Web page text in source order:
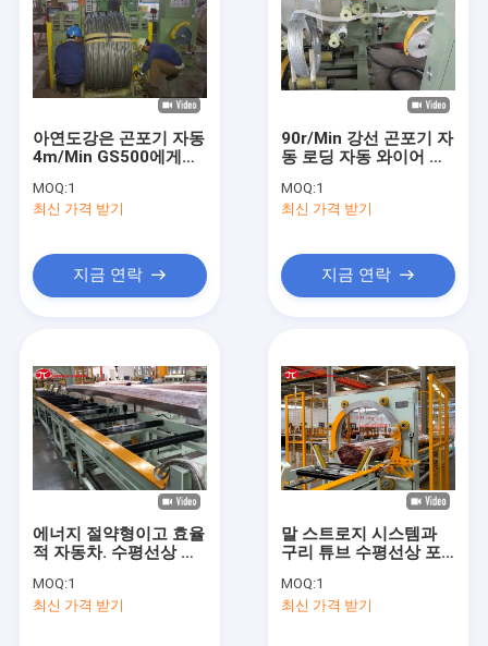
아연도강은 곤포기 자동
4m/Min GS500에게
전송합니다
MOQ:1
최신 가격 받기
지금 연락
90r/Min 강선 곤포기 자
동 로딩 자동 와이어 래
MOQ:1
최신 가격 받기
지금 연락
에너지 절약형이고 효율
적 자동차. 수평선상 구
MOQ:1
최신 가격 받기
말 스트로지 시스템과
구리 튜브 수평선상 포
MOQ:1
최신 가격 받기